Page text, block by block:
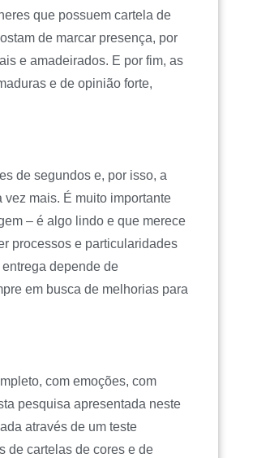
que possuem cartela de
de marcar presença, por
e amadeirados. E por fim, as
e de opinião forte,
de segundos e, por isso, a
mais. É muito importante
– é algo lindo e que merece
processos e particularidades
depende de
em busca de melhorias para
com emoções, com
pesquisa apresentada neste
através de um teste
de cartelas de cores e de